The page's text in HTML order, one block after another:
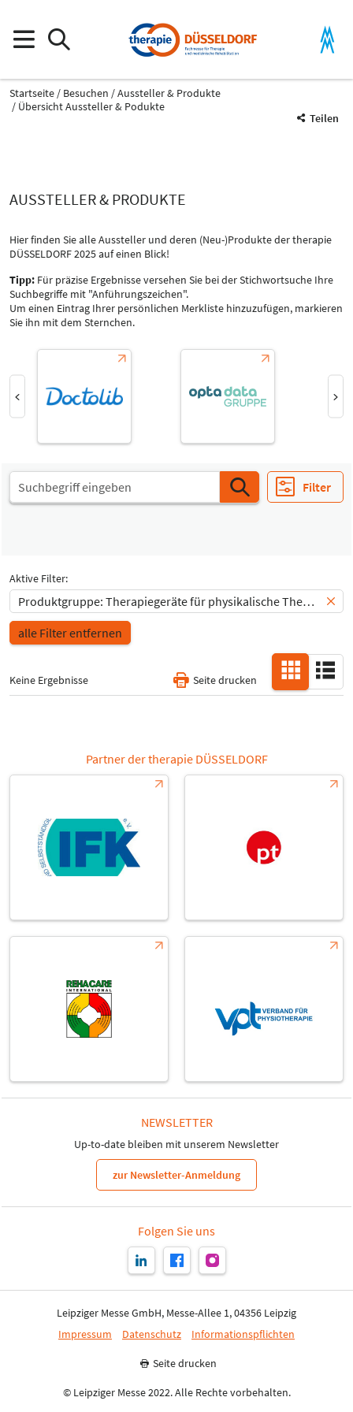
Startseite Besuchen
Aussteller & Produkte
Übersicht Aussteller & Podukte
Teilen
AUSSTELLER & PRODUKTE
Hier finden Sie alle Aussteller und deren (Neu-)Produkte der therapie
DÜSSELDORF 2025 auf einen Blick!
Tipp: Für präzise Ergebnisse versehen Sie bei der Stichwortsuche Ihre
Suchbegriffe mit "Anführungszeichen".
Um einen Eintrag Ihrer persönlichen Merkliste hinzuzufügen, markieren
Sie ihn mit dem Sternchen.
Filter
Produktgruppe
Therapiegeräte für physikalische Therapie
Therapiegeräte für physikalische Therapie
Select Input
Katalog
Special Interests
Alle
Aktive Filter:
Produktgruppe: Therapiegeräte für physikalische Therapie
alle Filter entfernen
Keine Ergebnisse Seite drucken
Partner der therapie DÜSSELDORF
NEWSLETTER
Up-to-date bleiben mit unserem Newsletter
zur Newsletter-Anmeldung
Folgen Sie uns
Leipziger Messe GmbH, Messe-Allee 1, 04356 Leipzig
Impressum
Datenschutz Informationspflichten
Seite drucken
© Leipziger Messe 2022. Alle Rechte vorbehalten.